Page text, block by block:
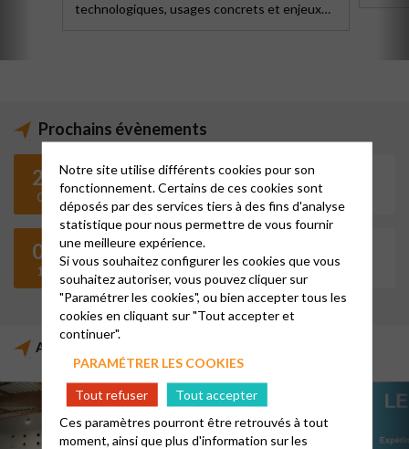
technologiques, usages concrets et enjeux
Prochains évènements
27
09
17h00
CONCERT EN DUO PIANO ET HAUTBOIS
07
11
10h00
CONFÉRENCES 2026-2027
Actualités régionales et nationales
Notre site utilise différents cookies pour son
fonctionnement. Certains de ces cookies sont
déposés par des services tiers à des fins d'analyse
statistique pour nous permettre de vous fournir
une meilleure expérience.
Si vous souhaitez configurer les cookies que vous
souhaitez autoriser, vous pouvez cliquer sur
"Paramétrer les cookies", ou bien accepter tous les
cookies en cliquant sur "Tout accepter et
continuer".
PARAMÉTRER LES COOKIES
Tout refuser
Tout accepter
Ces paramètres pourront être retrouvés à tout
moment, ainsi que plus d'information sur les